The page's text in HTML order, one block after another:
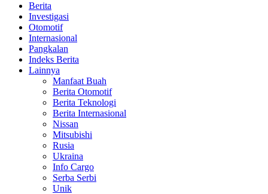
Berita
Investigasi
Otomotif
Internasional
Pangkalan
Indeks Berita
Lainnya
Manfaat Buah
Berita Otomotif
Berita Teknologi
Berita Internasional
Nissan
Mitsubishi
Rusia
Ukraina
Info Cargo
Serba Serbi
Unik